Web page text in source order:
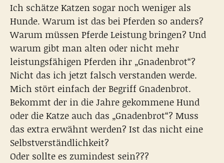
Ich schätze Katzen sogar noch weniger als
Hunde. Warum ist das bei Pferden so anders?
Warum müssen Pferde Leistung bringen? Und
warum gibt man alten oder nicht mehr
leistungsfähigen Pferden ihr „Gnadenbrot“?
Nicht das ich jetzt falsch verstanden werde.
Mich stört einfach der Begriff Gnadenbrot.
Bekommt der in die Jahre gekommene Hund
oder die Katze auch das „Gnadenbrot“? Muss
das extra erwähnt werden? Ist das nicht eine
Selbstverständlichkeit?
Oder sollte es zumindest sein???